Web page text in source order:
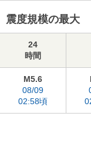
震度規模の最大
24
時間
M5.6
08/09
02:58頃